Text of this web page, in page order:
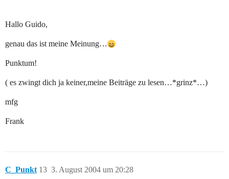
Hallo Guido,
genau das ist meine Meinung…
Punktum!
( es zwingt dich ja keiner,meine Beiträge zu lesen…*grinz*…)
mfg
Frank
C_Punkt 3. August 2004 um 20:28
13